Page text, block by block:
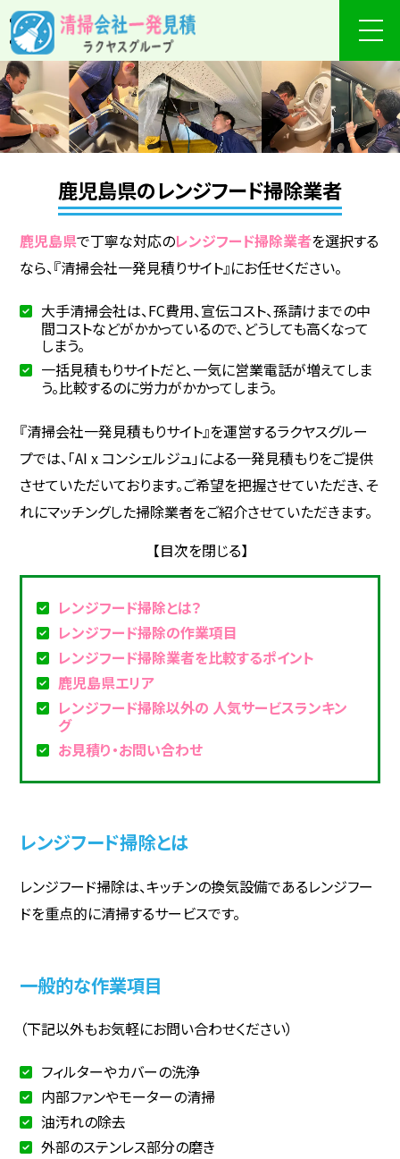
鹿児島県のレンジフード掃除業者
鹿児島県で丁寧な対応のレンジフード掃除業者を選択する
なら、『清掃会社一発見積りサイト』にお任せください。
大手清掃会社は、FC費用、宣伝コスト、孫請けまでの中
間コストなどがかかっているので、どうしても高くなって
しまう。
一括見積もりサイトだと、一気に営業電話が増えてしま
う。比較するのに労力がかかってしまう。
『清掃会社一発見積もりサイト』を運営するラクヤスグルー
プでは、「AI x コンシェルジュ」による一発見積もりをご提供
させていただいております。ご希望を把握させていただき、そ
れにマッチングした掃除業者をご紹介させていただきます。
レンジフード掃除とは？
レンジフード掃除の作業項目
レンジフード掃除業者を比較するポイント
鹿児島県エリア
レンジフード掃除以外の 人気サービスランキン
グ
お見積り・お問い合わせ
レンジフード掃除とは
レンジフード掃除は、キッチンの換気設備であるレンジフー
ドを重点的に清掃するサービスです。
一般的な作業項目
（下記以外もお気軽にお問い合わせください）
フィルターやカバーの洗浄
内部ファンやモーターの清掃
油汚れの除去
外部のステンレス部分の磨き